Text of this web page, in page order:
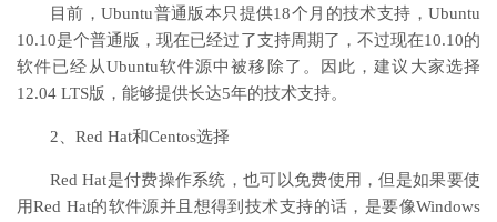
目前，Ubuntu普通版本只提供18个月的技术支持，Ubuntu
10.10是个普通版，现在已经过了支持周期了，不过现在10.10的
软件已经从Ubuntu软件源中被移除了。因此，建议大家选择
12.04 LTS版，能够提供长达5年的技术支持。
2、Red Hat和Centos选择
Red Hat是付费操作系统，也可以免费使用，但是如果要使
用Red Hat的软件源并且想得到技术支持的话，是要像Windows